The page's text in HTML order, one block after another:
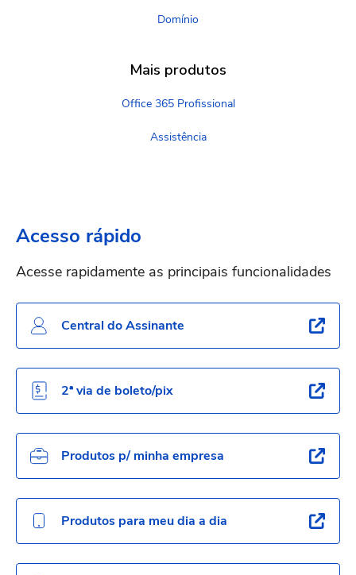
Domínio
Mais produtos
Office 365 Profissional
Assistência
Acesso rápido
Acesse rapidamente as principais funcionalidades
Central do Assinante
2ª via de boleto/pix
Produtos p/ minha empresa
Produtos para meu dia a dia